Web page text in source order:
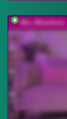
Mia_Milasheva